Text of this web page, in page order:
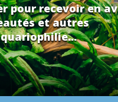
pour recevoir en
et autres